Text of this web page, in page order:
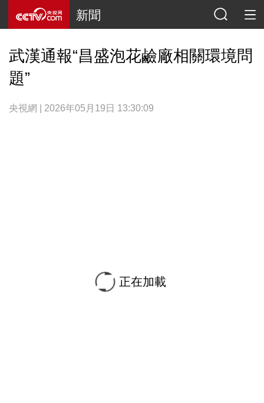
新聞
武漢通報“昌盛泡花鹼廠相關環境問
題”
央視網 | 2026年05月19日 13:30:09
正在加載